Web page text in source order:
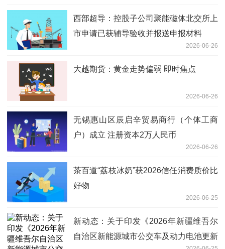
西部超导：控股子公司聚能磁体北交所上
市申请已获辅导验收并报送申报材料
2026-06-26
大越期货：黄金走势偏弱 即时焦点
2026-06-26
无锡惠山区辰启辛贸易商行（个体工商
户）成立 注册资本2万人民币
2026-06-26
茶百道“荔枝冰奶”获2026信任消费质价比
好物
2026-06-25
新动态：关于印发《2026年新疆维吾尔
自治区新能源城市公交车及动力电池更新